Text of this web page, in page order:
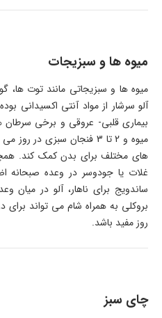
میوه ها و سبزیجات
میوه ها و سبزیجاتی مانند توت ها،
آلو سرشار از مواد آنتی اکسیدانی
میوه و 2 تا 3 فنجان سبزی
های مختلف برای بدن کمک کند.
غلات یا جودوسر در وعده صبحانه
ساندویج برای ناهار، آلو در
بروکلی به همراه شام می تواند برای
روز مفید باشد.
چای سبز